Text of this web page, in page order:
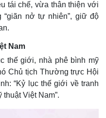
tái chế, vừa thân thiện với
nở tự nhiên”, giữ độ
Nam
thế giới, nhà phê bình mỹ
Chủ tịch Thường trực Hội
“Kỷ lục thế giới về tranh
Việt Nam”.